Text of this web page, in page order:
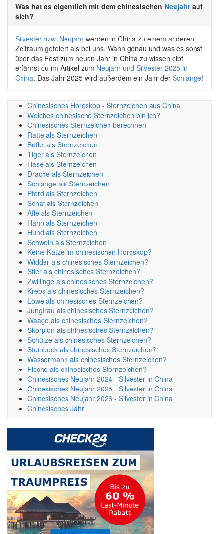
Was hat es eigentlich mit dem chinesischen Neujahrauf
sich?
Silvester bzw. Neujahr werden in China zu einem anderen
Zeitraum gefeiert als bei uns. Wann genau und was es sonst
über das Fest zum neuen Jahr in China zu wissen gibt
erfährst du im Artikel zum Neujahr und Silvester 2025 in
China. Das Jahr 2025 wird außerdem ein Jahr der Schlange!
Chinesisches Horoskop - Sternzeichen aus China
Welches chinesische Sternzeichen bin ich?
Chinesisches Sternzeichen berechnen
Ratte als Sternzeichen
Büffel als Sternzeichen
Tiger als Sternzeichen
Hase als Sternzeichen
Drache als Sternzeichen
Schlange als Sternzeichen
Pferd als Sternzeichen
Schaf als Sternzeichen
Affe als Sternzeichen
Hahn als Sternzeichen
Hund als Sternzeichen
Schwein als Sternzeichen
Keine Katze im chinesischen Horoskop?
Widder als chinesisches Sternzeichen?
Stier als chinesisches Sternzeichen?
Zwillinge als chinesisches Sternzeichen?
Krebs als chinesisches Sternzeichen?
Löwe als chinesisches Sternzeichen?
Jungfrau als chinesisches Sternzeichen?
Waage als chinesisches Sternzeichen?
Skorpion als chinesisches Sternzeichen?
Schütze als chinesisches Sternzeichen?
Steinbock als chinesisches Sternzeichen?
Wassermann als chinesisches Sternzeichen?
Fische als chinesisches Sternzeichen?
Chinesisches Neujahr 2024 - Silvester in China
Chinesisches Neujahr 2025 - Silvester in China
Chinesisches Neujahr 2026 - Silvester in China
Chinesisches Jahr